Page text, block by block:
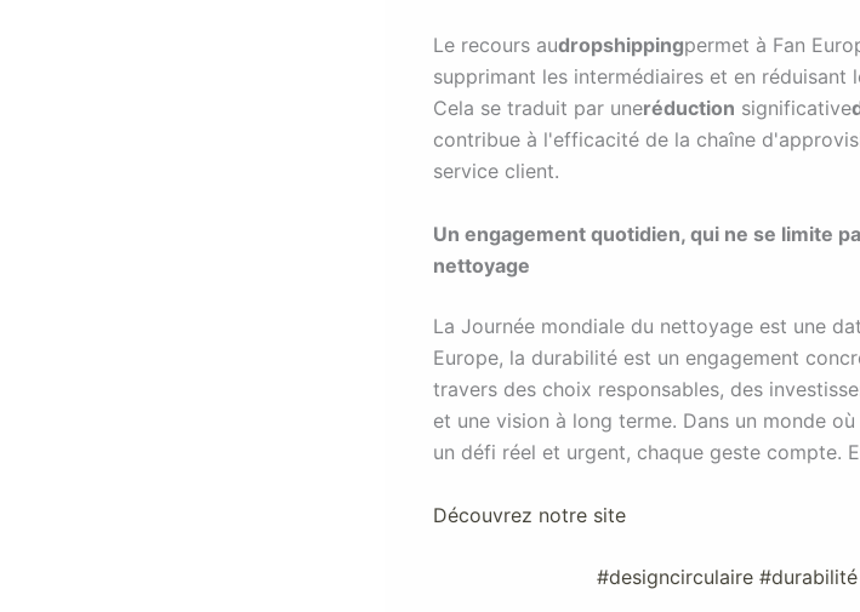
Le recours audropshippingpermet à Fan
supprimant les intermédiaires et en réduisant
Cela se traduit par uneréduction significative
contribue à l'efficacité de la chaîne
service client.
Un engagement quotidien, qui ne se limite
nettoyage
La Journée mondiale du nettoyage est une
Europe, la durabilité est un engagement
travers des choix responsables, des
et une vision à long terme. Dans un monde
un défi réel et urgent, chaque geste compte.
Découvrez notre site
#designcirculaire